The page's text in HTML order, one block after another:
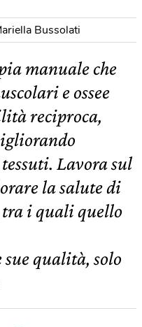
Bussolati
manuale che
e ossee
reciproca,
Lavora sul
la salute di
i quali quello
qualità, solo